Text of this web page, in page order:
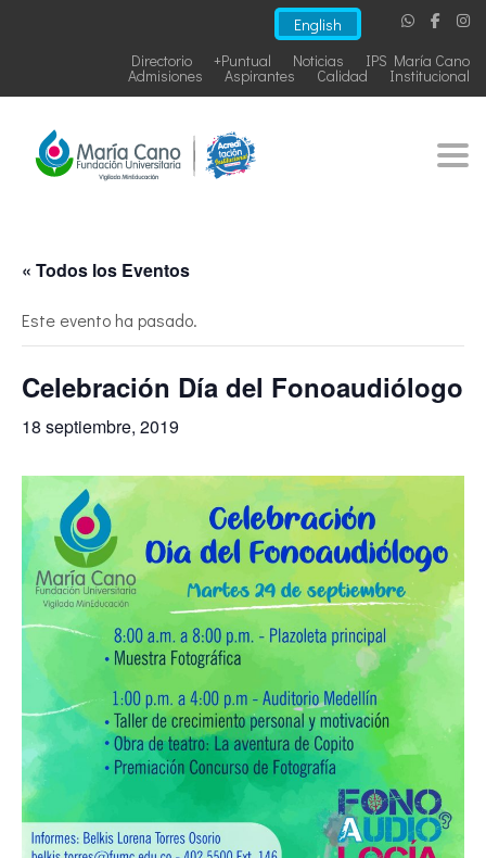
English
IPS María Cano
Noticias
+Puntual
Directorio
Institucional
Calidad
Aspirantes
Admisiones
« Todos los Eventos
Este evento ha pasado.
Celebración Día del Fonoaudiólogo
18 septiembre, 2019